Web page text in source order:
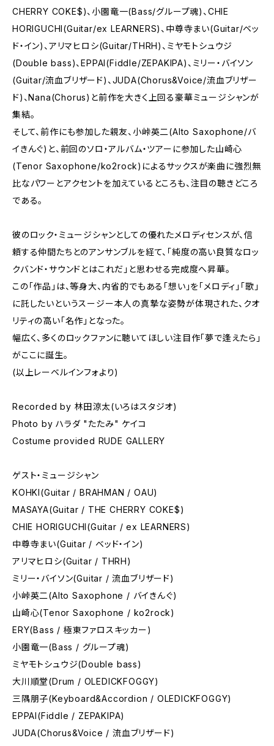
CHERRY COKE$)、小園竜一(Bass/グループ魂)、CHIE
HORIGUCHI(Guitar/ex LEARNERS)、中尊寺まい(Guitar/ベッ
ド・イン)、アリマヒロシ(Guitar/THRH)、ミヤモトシュウジ
(Double bass)、EPPAI(Fiddle/ZEPAKIPA)、ミリー・バイソン
(Guitar/流血ブリザード)、JUDA(Chorus&Voice/流血ブリザー
ド)、Nana(Chorus)と前作を大きく上回る豪華ミュージシャンが
集結。
そして、前作にも参加した親友、小峠英二(Alto Saxophone/バ
イきんぐ)と、前回のソロ・アルバム・ツアーに参加した山崎心
(Tenor Saxophone/ko2rock)によるサックスが楽曲に強烈無
比なパワーとアクセントを加えているところも、注目の聴きどころ
である。
彼のロック・ミュージシャンとしての優れたメロディセンスが、信
頼する仲間たちとのアンサンブルを経て、「純度の高い良質なロッ
クバンド・サウンドとはこれだ」と思わせる完成度へ昇華。
この「作品」は、等身大、内省的でもある「想い」を「メロディ」「歌」
に託したいというスージー本人の真摯な姿勢が体現された、クオ
リティの高い「名作」となった。
幅広く、多くのロックファンに聴いてほしい注目作「夢で逢えたら」
がここに誕生。
(以上レーベルインフォより)
Recorded by 林田涼太(いろはスタジオ)
Photo by ハラダ "たたみ" ケイコ
Costume provided RUDE GALLERY
ゲスト・ミュージシャン
KOHKI(Guitar / BRAHMAN / OAU)
MASAYA(Guitar / THE CHERRY COKE$)
CHIE HORIGUCHI(Guitar / ex LEARNERS)
中尊寺まい(Guitar / ベッド・イン)
アリマヒロシ(Guitar / THRH)
ミリー・バイソン(Guitar / 流血ブリザード)
小峠英二(Alto Saxophone / バイきんぐ)
山崎心(Tenor Saxophone / ko2rock)
ERY(Bass / 極東ファロスキッカー)
小園竜一(Bass / グループ魂)
ミヤモトシュウジ(Double bass)
大川順堂(Drum / OLEDICKFOGGY)
三隅朋子(Keyboard&Accordion / OLEDICKFOGGY)
EPPAI(Fiddle / ZEPAKIPA)
JUDA(Chorus&Voice / 流血ブリザード)